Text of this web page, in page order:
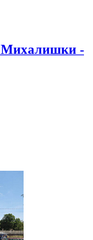
Михалишки -